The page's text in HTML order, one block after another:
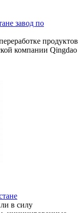
завод по
продуктов
компании Qingdao
в силу